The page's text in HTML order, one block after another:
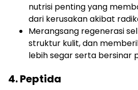
nutrisi penting yang
dari kerusakan akibat
Merangsang regenerasi
struktur kulit, dan
lebih segar serta bersinar
4. Peptida